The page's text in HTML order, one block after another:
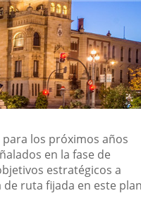
los próximos años
en la fase de
estratégicos a
ruta fijada en este